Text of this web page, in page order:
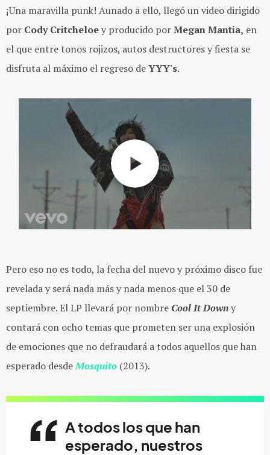
¡Una maravilla punk! Aunado a ello, llegó un video dirigido
por Cody Critcheloey producido porMegan Mantia, en
el que entre tonos rojizos, autos destructores y fiesta se
disfruta al máximo el regreso deYYY's.
Pero eso no es todo, la fecha del nuevo y próximo disco fue
revelada y será nada más y nada menos que el 30 de
septiembre. El LP llevará por nombre Cool It Downy
contará con ocho temas que prometen ser una explosión
de emociones que no defraudará a todos aquellos que han
esperado desdeMosquito (2013).
A todos los que han
esperado, nuestros